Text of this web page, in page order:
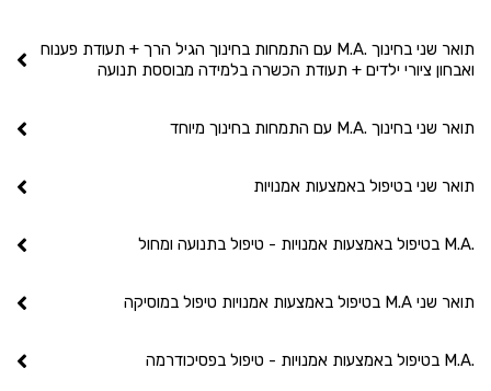
תואר שני בחינוך .M.A עם התמחות בחינוך הגיל הרך + תעודת פענוח
ואבחון ציורי ילדים + תעודת הכשרה בלמידה מבוססת תנועה
תואר שני בחינוך .M.A עם התמחות בחינוך מיוחד
תואר שני בטיפול באמצעות אמנויות
.M.A בטיפול באמצעות אמנויות - טיפול בתנועה ומחול
תואר שני M.A בטיפול באמצעות אמנויות טיפול במוסיקה
.M.A בטיפול באמצעות אמנויות - טיפול בפסיכודרמה